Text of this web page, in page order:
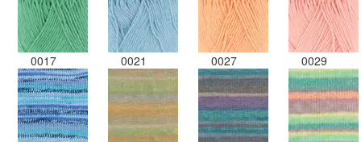
0017 0021 0027 0029